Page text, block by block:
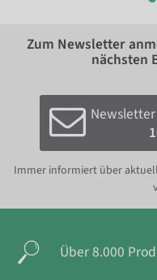
Zum Newsletter
nächsten
Immer informiert über
Über 8.000